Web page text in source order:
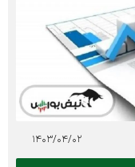
۱۴۰۳/۰۴/۰۲